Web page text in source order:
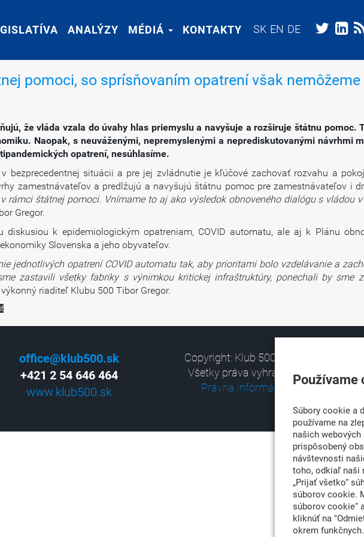
ANALÝZY MÉDIÁ KONTAKTY SK EN DE
ANALÝZY MÉDIÁ KONTAKTY SK EN DE
pomoci, so sprísňovaním opatrení však
že vláda vzala do úvahy hlas priemyslu a navyšuje a rozširuje štátnu pomoc.
Naopak, s neuváženými, nepremyslenými a neprediskutovanými návrhmi
opatrení, nesúhlasíme.
bezprecedentnej situácii a pre jej zvládnutie je kľúčové zachovať rozvahu a
zamestnávateľov a predlžujú a navyšujú štátnu pomoc pre zamestnávateľov i
rámci štátnej pomoci. Vnímame to aj ako výsledok obnoveného dialógu s vládou
Gregor.
diskusiou k epidemiologickým opatreniam, COVID automatu, ale aj k Plánu
Slovenska a jeho obyvateľov.
jednotlivých opatrení COVID automatu tak, aby prioritami bolo vzdelávanie a
zastavili všetky fabriky s výnimkou kritickej infraštruktúry, ponechali by sme
výkonný riaditeľ Klubu 500 Tibor Gregor.
office@klub500.sk
+421 2 54 646 464
www.klub500.sk
Copyright: Klub 500, 2026
Všetky práva vyhradené
Právna informácia
Používame
Súbory cookie a
používame na
našich
prispôsobený
návštevnosti
toho, odkiaľ naši
„Prijať všetko“
súborov cookie.
súborov cookie“
kliknúť na
okrem funkčnych.